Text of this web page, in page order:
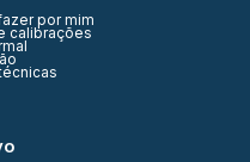
por mim
calibrações